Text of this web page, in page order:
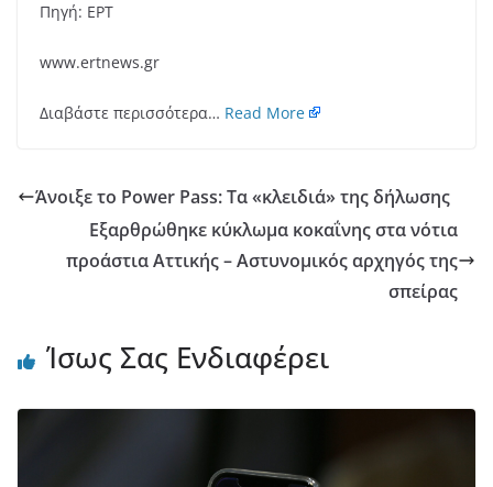
Πηγή: ΕΡΤ
www.ertnews.gr
Διαβάστε περισσότερα… Read More
Άνοιξε το Power Pass: Τα «κλειδιά» της δήλωσης
Εξαρθρώθηκε κύκλωμα κοκαΐνης στα νότια
προάστια Αττικής – Αστυνομικός αρχηγός της
σπείρας
Ίσως Σας Ενδιαφέρει